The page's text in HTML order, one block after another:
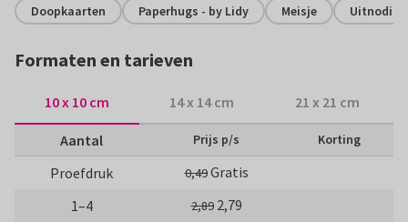
Doopkaarten Paperhugs - by Lidy Meisje
Formaten en tarieven
10 x 10 cm 14 x 14 cm 21 x 21 cm
Aantal Prijs p/s Korting
Proefdruk 0,49Gratis
1–4
2,89 2,79